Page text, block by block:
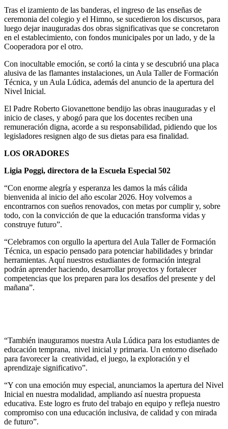
Tras el izamiento de las banderas, el ingreso de las enseñas de
ceremonia del colegio y el Himno, se sucedieron los discursos, para
luego dejar inauguradas dos obras significativas que se concretaron
en el establecimiento, con fondos municipales por un lado, y de la
Cooperadora por el otro.
Con inocultable emoción, se cortó la cinta y se descubrió una placa
alusiva de las flamantes instalaciones, un Aula Taller de Formación
Técnica, y un Aula Lúdica, además del anuncio de la apertura del
Nivel Inicial.
El Padre Roberto Giovanettone bendijo las obras inauguradas y el
inicio de clases, y abogó para que los docentes reciben una
remuneración digna, acorde a su responsabilidad, pidiendo que los
legisladores resignen algo de sus dietas para esa finalidad.
LOS ORADORES
Ligia Poggi, directora de la Escuela Especial 502
“Con enorme alegría y esperanza les damos la más cálida
bienvenida al inicio del año escolar 2026. Hoy volvemos a
encontrarnos con sueños renovados, con metas por cumplir y, sobre
todo, con la convicción de que la educación transforma vidas y
construye futuro”.
“Celebramos con orgullo la apertura del Aula Taller de Formación
Técnica, un espacio pensado para potenciar habilidades y brindar
herramientas. Aquí nuestros estudiantes de formación integral
podrán aprender haciendo, desarrollar proyectos y fortalecer
competencias que los preparen para los desafíos del presente y del
mañana”.
“También inauguramos nuestra Aula Lúdica para los estudiantes de
educación temprana, nivel inicial y primaria. Un entorno diseñado
para favorecer la creatividad, el juego, la exploración y el
aprendizaje significativo”.
“Y con una emoción muy especial, anunciamos la apertura del Nivel
Inicial en nuestra modalidad, ampliando así nuestra propuesta
educativa. Este logro es fruto del trabajo en equipo y refleja nuestro
compromiso con una educación inclusiva, de calidad y con mirada
de futuro”.